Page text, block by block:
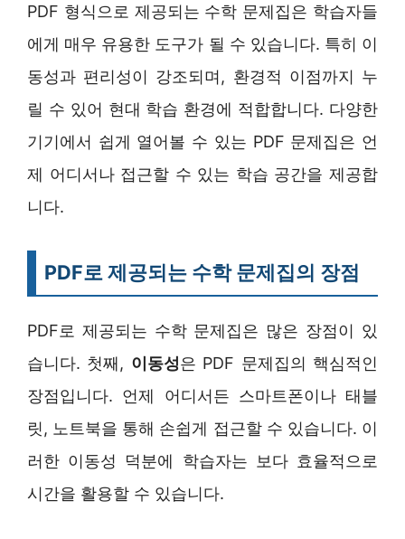
PDF 형식으로 제공되는 수학 문제집은 학습자들
에게 매우 유용한 도구가 될 수 있습니다. 특히 이
동성과 편리성이 강조되며, 환경적 이점까지 누
릴 수 있어 현대 학습 환경에 적합합니다. 다양한
기기에서 쉽게 열어볼 수 있는 PDF 문제집은 언
제 어디서나 접근할 수 있는 학습 공간을 제공합
니다.
PDF로 제공되는 수학 문제집의 장점
PDF로 제공되는 수학 문제집은 많은 장점이 있
습니다. 첫째, 이동성은 PDF 문제집의 핵심적인
장점입니다. 언제 어디서든 스마트폰이나 태블
릿, 노트북을 통해 손쉽게 접근할 수 있습니다. 이
러한 이동성 덕분에 학습자는 보다 효율적으로
시간을 활용할 수 있습니다.